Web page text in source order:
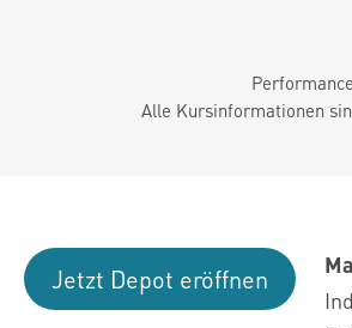
Alle Kursinformationen
Jetzt Depot eröffnen